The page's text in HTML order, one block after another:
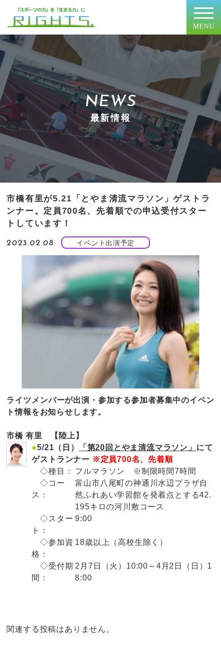
MENU
NEWS
最新情報
市橋有里が5.21「とやま清流マラソン」ゲストラ
ンナー。定員700名、先着順での申込受付スター
トしています！
2023.02.08 イベント出演予定
ライツメンバーが出演・参加する参加者募集中のイベン
ト情報をお知らせします。
市橋 有里 【陸上】
●5/21（日） 「第20回とやま清流マラソン」 にて
ゲストランナー ※定員700名、先着順
◇種目：
フルマラソン ※制限時間7時間
◇コー
ス：
富山市八尾町の神通川水辺プラザ自
然ふれあい学習館を発着点とする42.
195キロの河川敷コース
◇スター
ト：
9:00
◇参加資
格：
18歳以上（高校生除く）
◇受付期
間：
2月7日（火）10:00～4月2日（日）1
8:00
関連する投稿はありません。